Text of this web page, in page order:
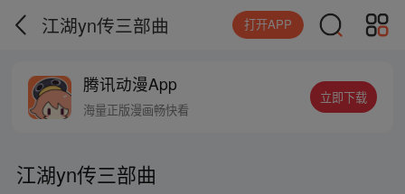
江湖yn传三部曲 打开APP
腾讯动漫App
海量正版漫画畅快看
立即下载
江湖yn传三部曲